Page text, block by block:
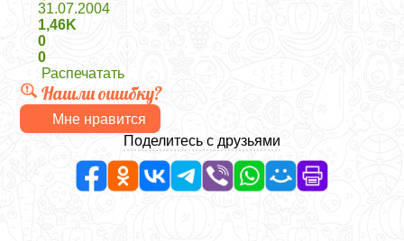
31.07.2004
1,46K
0
0
Распечатать
Нашли ошибку?
Мне нравится
Поделитесь с друзьями